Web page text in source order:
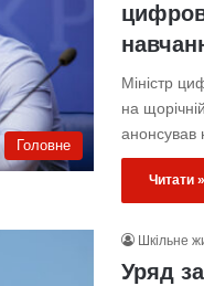
Головне
Міністр
на
анонсував
Читати »
Шкільне
Уряд